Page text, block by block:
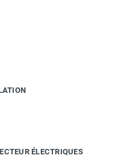
ÉLECTRIQUES